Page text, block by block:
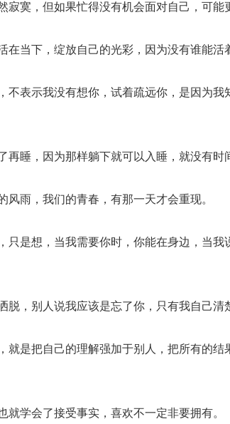
寂寞，但如果忙得没有机会面对自己，可能
在当下，绽放自己的光彩，因为没有谁能活
不表示我没有想你，试着疏远你，是因为
再睡，因为那样躺下就可以入睡，就没有时
风雨，我们的青春，有那一天才会重现。
只是想，当我需要你时，你能在身边，当
脱，别人说我应该是忘了你，只有我自己清
就是把自己的理解强加于别人，把所有的
就学会了接受事实，喜欢不一定非要拥有。